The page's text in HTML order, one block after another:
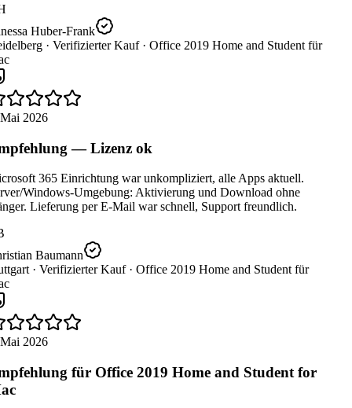
Huber-Frank
· Verifizierter Kauf · Office 2019 Home and Student für
2026
— Lizenz ok
365 Einrichtung war unkompliziert, alle Apps aktuell.
Windows-Umgebung: Aktivierung und Download ohne
Lieferung per E-Mail war schnell, Support freundlich.
Baumann
· Verifizierter Kauf · Office 2019 Home and Student für
2026
für Office 2019 Home and Student for